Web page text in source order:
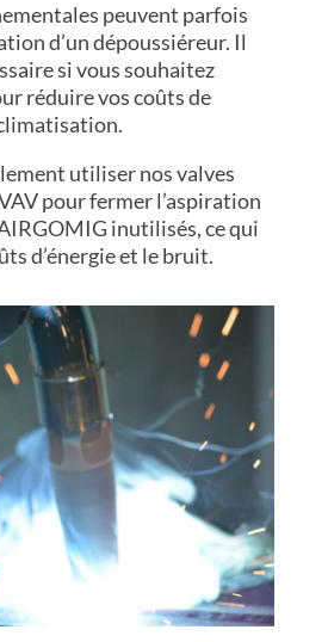
peuvent parfois
d’un dépoussiéreur. Il
si vous souhaitez
réduire vos coûts de
utiliser nos valves
pour fermer l’aspiration
inutilisés, ce qui
d’énergie et le bruit.